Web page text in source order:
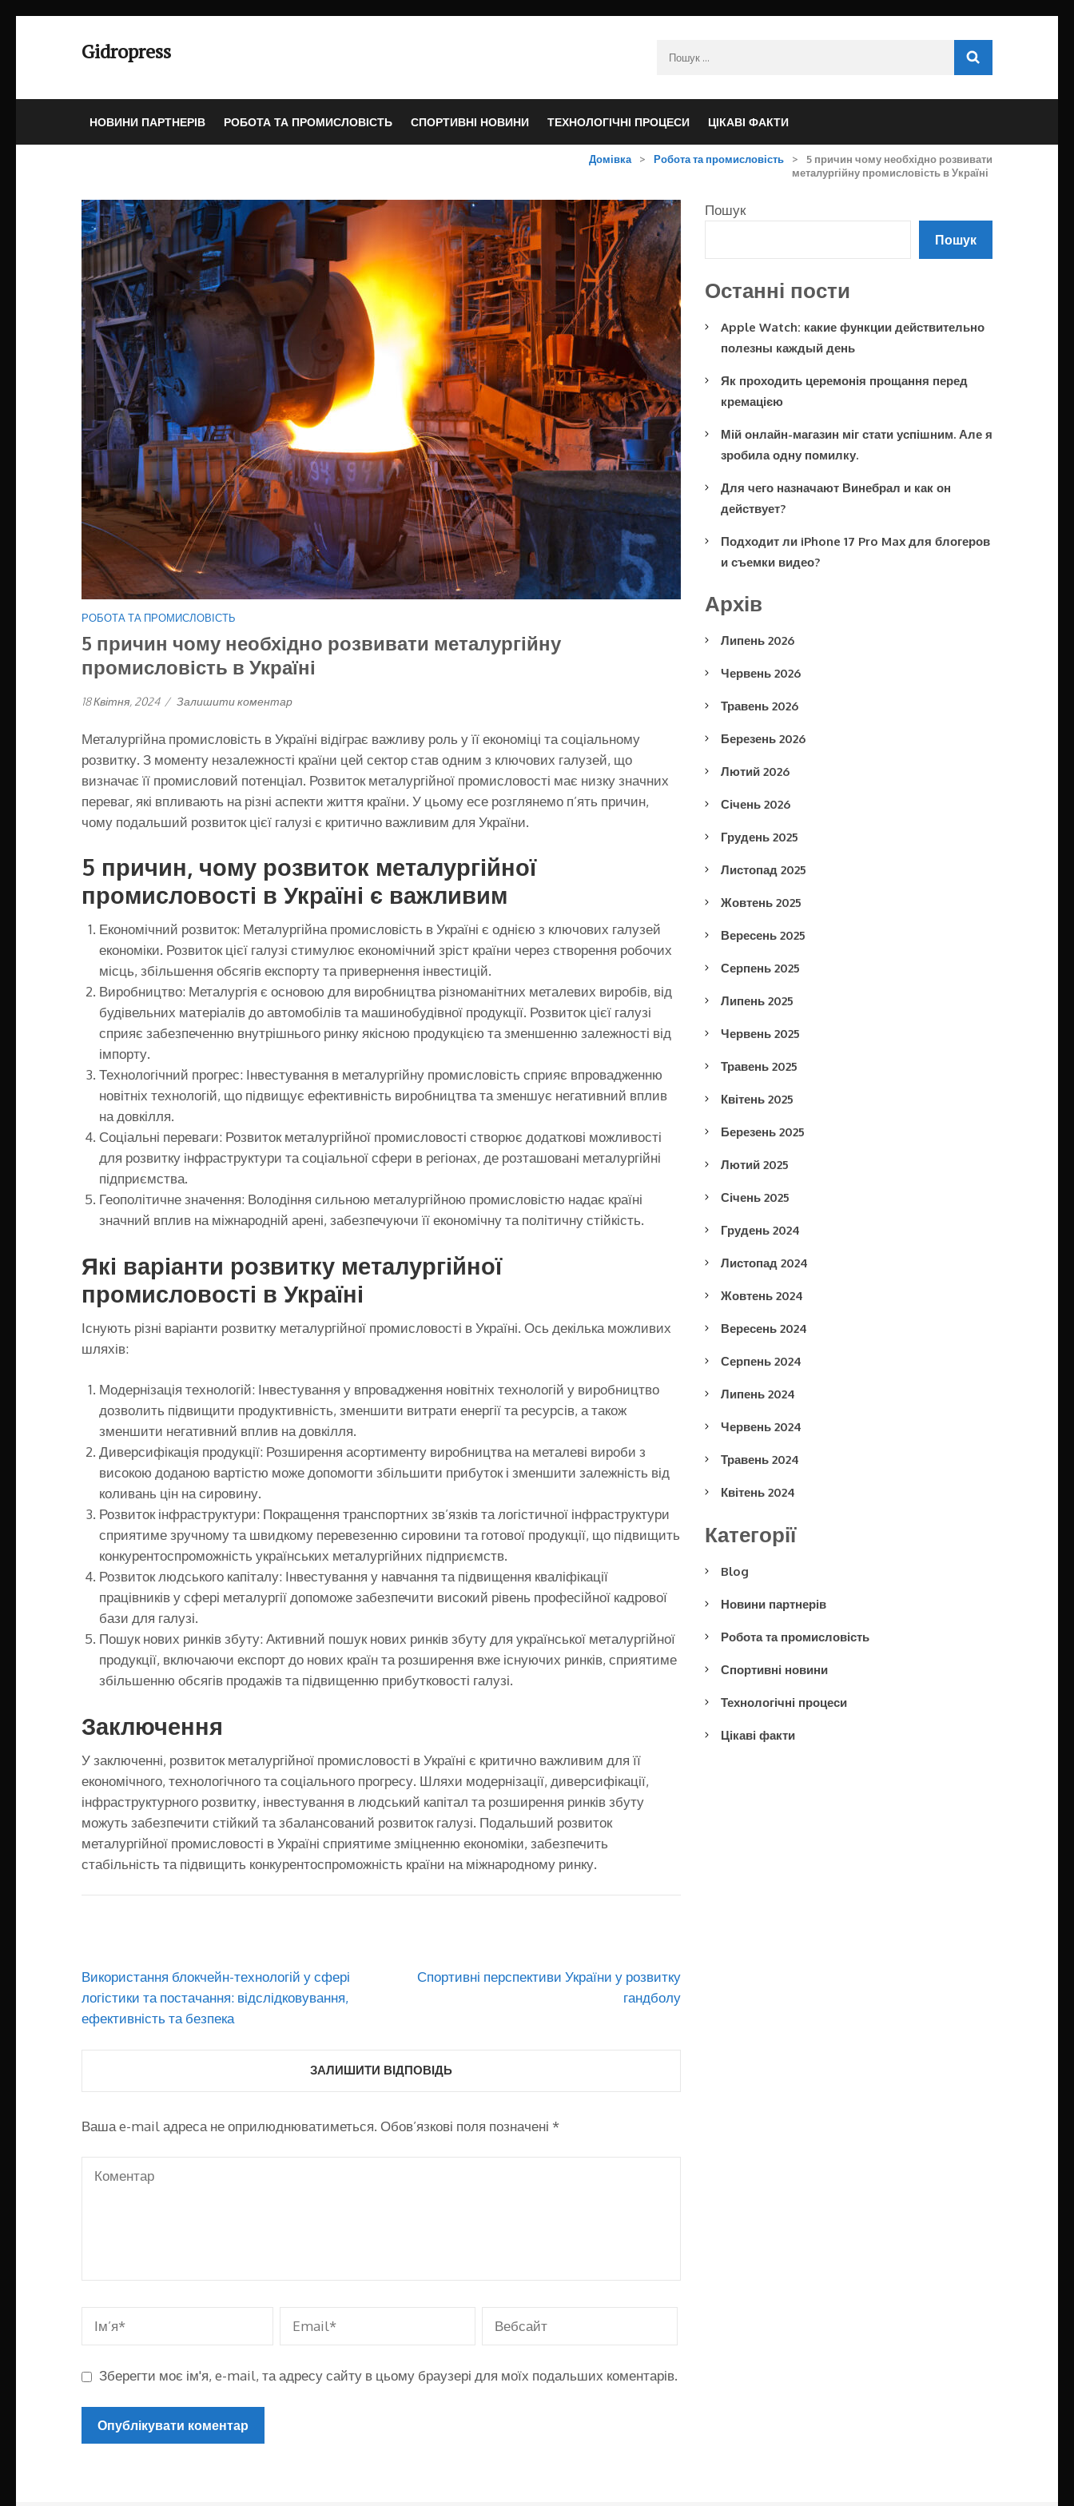
Gidropress
НОВИНИ ПАРТНЕРІВ РОБОТА ТА ПРОМИСЛОВІСТЬ СПОРТИВНІ НОВИНИ ТЕХНОЛОГІЧНІ ПРОЦЕСИ ЦІКАВІ ФАКТИ
Домівка > Робота та промисловість >
5 причин чому необхідно розвивати
металургійну промисловість в Україні
РОБОТА ТА ПРОМИСЛОВІСТЬ
5 причин чому необхідно розвивати металургійну
промисловість в Україні
18 Квітня, 2024 / Залишити коментар
Металургійна промисловість в Україні відіграє важливу роль у її економіці та соціальному
розвитку. З моменту незалежності країни цей сектор став одним з ключових галузей, що
визначає її промисловий потенціал. Розвиток металургійної промисловості має низку значних
переваг, які впливають на різні аспекти життя країни. У цьому есе розглянемо п’ять причин,
чому подальший розвиток цієї галузі є критично важливим для України.
5 причин, чому розвиток металургійної
промисловості в Україні є важливим
Економічний розвиток: Металургійна промисловість в Україні є однією з ключових галузей
економіки. Розвиток цієї галузі стимулює економічний зріст країни через створення робочих
місць, збільшення обсягів експорту та привернення інвестицій.
Виробництво: Металургія є основою для виробництва різноманітних металевих виробів, від
будівельних матеріалів до автомобілів та машинобудівної продукції. Розвиток цієї галузі
сприяє забезпеченню внутрішнього ринку якісною продукцією та зменшенню залежності від
імпорту.
Технологічний прогрес: Інвестування в металургійну промисловість сприяє впровадженню
новітніх технологій, що підвищує ефективність виробництва та зменшує негативний вплив
на довкілля.
Соціальні переваги: Розвиток металургійної промисловості створює додаткові можливості
для розвитку інфраструктури та соціальної сфери в регіонах, де розташовані металургійні
підприємства.
Геополітичне значення: Володіння сильною металургійною промисловістю надає країні
значний вплив на міжнародній арені, забезпечуючи її економічну та політичну стійкість.
Які варіанти розвитку металургійної
промисловості в Україні
Існують різні варіанти розвитку металургійної промисловості в Україні. Ось декілька можливих
шляхів:
Модернізація технологій: Інвестування у впровадження новітніх технологій у виробництво
дозволить підвищити продуктивність, зменшити витрати енергії та ресурсів, а також
зменшити негативний вплив на довкілля.
Диверсифікація продукції: Розширення асортименту виробництва на металеві вироби з
високою доданою вартістю може допомогти збільшити прибуток і зменшити залежність від
коливань цін на сировину.
Розвиток інфраструктури: Покращення транспортних зв’язків та логістичної інфраструктури
сприятиме зручному та швидкому перевезенню сировини та готової продукції, що підвищить
конкурентоспроможність українських металургійних підприємств.
Розвиток людського капіталу: Інвестування у навчання та підвищення кваліфікації
працівників у сфері металургії допоможе забезпечити високий рівень професійної кадрової
бази для галузі.
Пошук нових ринків збуту: Активний пошук нових ринків збуту для української металургійної
продукції, включаючи експорт до нових країн та розширення вже існуючих ринків, сприятиме
збільшенню обсягів продажів та підвищенню прибутковості галузі.
Заключення
У заключенні, розвиток металургійної промисловості в Україні є критично важливим для її
економічного, технологічного та соціального прогресу. Шляхи модернізації, диверсифікації,
інфраструктурного розвитку, інвестування в людський капітал та розширення ринків збуту
можуть забезпечити стійкий та збалансований розвиток галузі. Подальший розвиток
металургійної промисловості в Україні сприятиме зміцненню економіки, забезпечить
стабільність та підвищить конкурентоспроможність країни на міжнародному ринку.
Навігація
записів
Використання блокчейн-технологій у сфері
логістики та постачання: відслідковування,
ефективність та безпека
Спортивні перспективи України у розвитку
гандболу
ЗАЛИШИТИ ВІДПОВІДЬ
Ваша e-mail адреса не оприлюднюватиметься. Обов’язкові поля позначені *
Зберегти моє ім'я, e-mail, та адресу сайту в цьому браузері для моїх подальших коментарів.
Пошук
Пошук
Останні пости
Apple Watch: какие функции действительно
полезны каждый день
Як проходить церемонія прощання перед
кремацією
Мій онлайн-магазин міг стати успішним. Але я
зробила одну помилку.
Для чего назначают Винебрал и как он
действует?
Подходит ли iPhone 17 Pro Max для блогеров
и съемки видео?
Архів
Липень 2026
Червень 2026
Травень 2026
Березень 2026
Лютий 2026
Січень 2026
Грудень 2025
Листопад 2025
Жовтень 2025
Вересень 2025
Серпень 2025
Липень 2025
Червень 2025
Травень 2025
Квітень 2025
Березень 2025
Лютий 2025
Січень 2025
Грудень 2024
Листопад 2024
Жовтень 2024
Вересень 2024
Серпень 2024
Липень 2024
Червень 2024
Травень 2024
Квітень 2024
Категорії
Blog
Новини партнерів
Робота та промисловість
Спортивні новини
Технологічні процеси
Цікаві факти